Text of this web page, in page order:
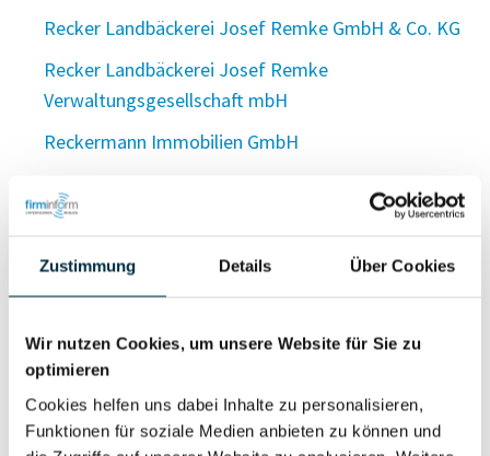
Zustimmung Details Über Cookies
Wir nutzen Cookies, um unsere Website für Sie zu
optimieren
Cookies helfen uns dabei Inhalte zu personalisieren,
Funktionen für soziale Medien anbieten zu können und
Recker Landbäckerei Josef Remke GmbH & Co. KG
Recker Landbäckerei Josef Remke
Verwaltungsgesellschaft mbH
Reckermann Immobilien GmbH
Reckermann Maschinenbau GmbH
Reckermann Service Plus GmbH
Reckermann Verwaltungs GmbH
mbH